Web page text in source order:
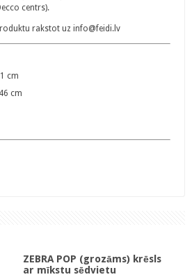
centrs).
rakstot uz info@feidi.lv
cm
cm
ZEBRA POP (grozāms) krēsls
ar mīkstu sēdvietu